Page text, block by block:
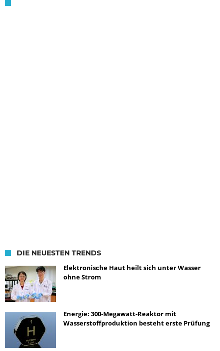
DIE NEUESTEN TRENDS
Elektronische Haut heilt sich unter Wasser
ohne Strom
Energie: 300-Megawatt-Reaktor mit
Wasserstoffproduktion besteht erste Prüfung